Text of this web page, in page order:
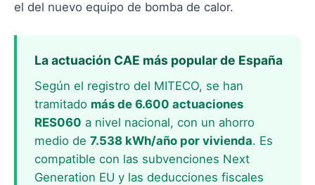
el del nuevo equipo de bomba de calor.
La actuación CAE más popular de España
Según el registro del MITECO, se han
tramitado más de 6.600 actuaciones
RES060 a nivel nacional, con un ahorro
medio de 7.538 kWh/año por vivienda. Es
compatible con las subvenciones Next
Generation EU y las deducciones fiscales